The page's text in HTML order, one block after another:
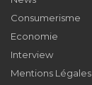
Consumerisme
Economie
Interview
Mentions Légales